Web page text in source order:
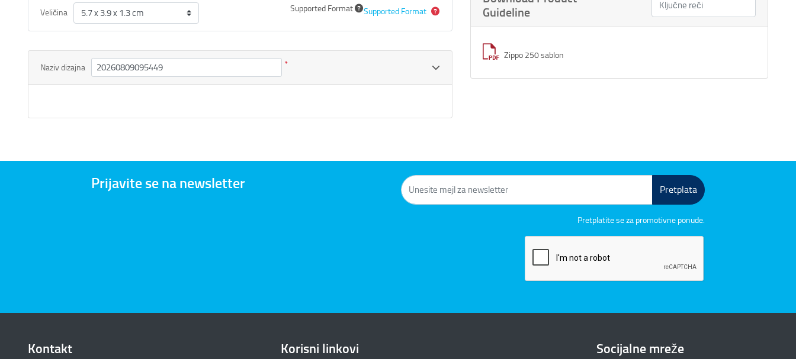
Guideline
Zippo 250 sablon
Veličina Supported Format Supported Format
Naziv dizajna *
Prijavite se na newsletter Pretplata
Pretplatite se za promotivne ponude.
Kontakt Korisni linkovi Socijalne mreže